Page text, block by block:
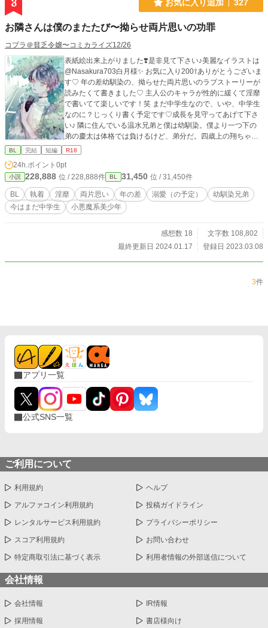
3 お気に入り追加 327
お隣さんは僕のまたたび〜拗らせ両片思いの功罪
コプラ＠貧乏令嬢〜コミカライズ12/26
表紙絵出来上がりました❣️是非見て下さい♪美麗なイラストは
@Nasakura703白月様✨ お気に入り200⇧ありがとうございま
す♡ 年の差幼馴染の、拗らせた両片思いのラブストーリーが
読みたくて書きました♡ 主人公のキャラが性的に緩くて淫靡
で書いてて楽しいです！笑 まだ中学生なので、いや、中学生
なのに？じっくり書く予定です♡成長を見守ってあげて下さ
い♪ 隣に住んでいる温水兄弟と僕は幼馴染。僕より一つ下の
弟の慶太は体格では負けるけど、弟分だ。四歳上の翔ちゃん
は、バレーボール強豪校の選手で僕の大好きな人。でも僕に
知ってる。だから僕は初恋を諦めて、恋じゃない欲望を消費
しているんだ。そんな不毛な僕たちの関係が翔ちゃんの試合
を見に行った時から少しづつ動き出して…。
BL 完結 短編 R18
24h.ポイント 0pt
小説 228,888 位 / 228,888件 BL 31,450 位 / 31,450件
BL 執着 淫靡 両片思い 年の差 溺愛（の予定）
幼馴染兄弟
今はまだ中学生
小悪魔系美少年
感想数 18
文字数 108,802
最終更新日 2024.01.17
登録日 2023.03.08
3件
アプリ一覧
公式SNS一覧
ご利用について
利用規約 ヘルプ
アルファコイン利用規約 投稿ガイドライン
レンタルサービス利用規約 プライバシーポリシー
スコア利用規約 お問い合わせ
特定商取引法に基づく表示 利用者情報の外部送信について
会社情報
会社情報 IR情報
採用情報 書店様向け